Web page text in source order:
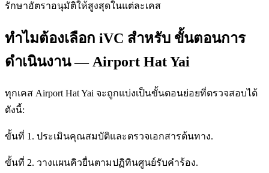
รักษาอัตราอนุมัติให้สูงสุดในแต่ละเคส
ทำไมต้องเลือก iVC สำหรับ ขั้นตอนการ
ดำเนินงาน — Airport Hat Yai
ทุกเคส Airport Hat Yai จะถูกแบ่งเป็นขั้นตอนย่อยที่ตรวจสอบได้
ดังนี้:
ขั้นที่ 1. ประเมินคุณสมบัติและตรวจเอกสารต้นทาง.
ขั้นที่ 2. วางแผนคิวยื่นตามปฏิทินศูนย์รับคำร้อง.